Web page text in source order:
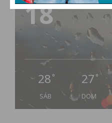
18°
28 °
SÁB
27 °
DOM